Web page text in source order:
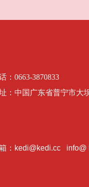
： 0663-3870833
： 中国广东省普宁市大
：kedi@kedi.cc info@